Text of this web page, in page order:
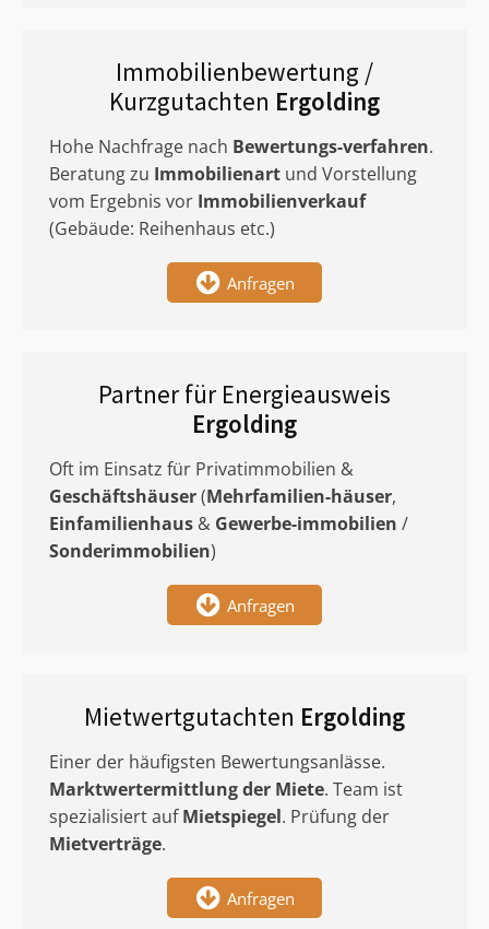
Immobilienbewertung /
Kurzgutachten Ergolding
Hohe Nachfrage nach Bewertungs-verfahren.
Beratung zu Immobilienart und Vorstellung
vom Ergebnis vor Immobilienverkauf
(Gebäude: Reihenhaus etc.)
Anfragen
Partner für Energieausweis
Ergolding
Oft im Einsatz für Privatimmobilien &
Geschäftshäuser(Mehrfamilien-häuser,
Einfamilienhaus & Gewerbe-immobilien /
Sonderimmobilien)
Anfragen
Mietwertgutachten Ergolding
Einer der häufigsten Bewertungsanlässe.
Marktwertermittlungder Miete. Team ist
spezialisiert aufMietspiegel. Prüfung der
Mietverträge.
Anfragen